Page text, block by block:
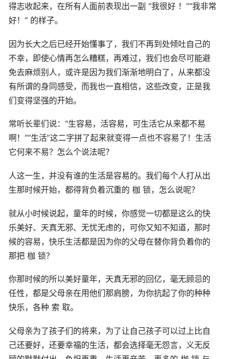
得志收起来，在所有人面前表现出一副 “我很好 ！”“我非常
好！” 的样子。
因为长大之后已经开始懂事了，我们不再到处倾吐自己的
不幸，即使心情再怎么糟糕，再难过，我们也会尽可能避
免去麻烦别人，或许是因为我们渐渐地明白了，从来都没
有所谓的身同感受，而我也一直相信，这些改变，正是我
们变得坚强的开始。
常听长辈们说：“生容易，活容易，可生活它从来都不易
啊！”“生活”这二字拼了起来就变得一点也不容易了！生活
它何来不易？怎么个说法呢？
人这一生，并没有谁的生活是容易的。我们每个人打从出
生那时候开始，都得背负着沉重的 枷 锁，怎么说呢？
就从小时候说起，童年的时候，你感觉一切都是这么的快
乐美好、天真无邪、无忧无虑的，可你又知不知道，那时
候的容易，快乐生活都是因为你的父母在替你背负着你的
那把 枷 锁？
你那时候的所以美好童年，天真无邪的回亿，毫无顾忌的
任性，都是父母亲在用他们那肩膀，为你抗起了你的种种
快乐，各种 索 取。
父母亲为了孩子们的将来，为了让自己孩子可以过上比自
己还要好，还要幸福的生活，都会选择毫无怨言，义无反